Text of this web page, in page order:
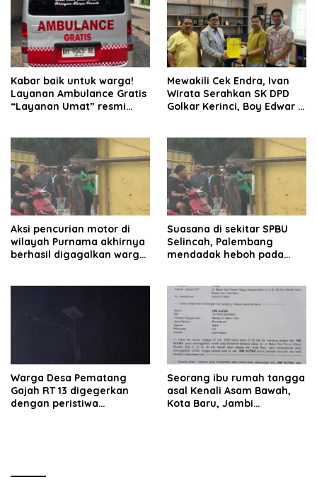
Kabar baik untuk warga!
Layanan Ambulance Gratis
“Layanan Umat” resmi
Mewakili Cek Endra, Ivan
Wirata Serahkan SK DPD
Golkar Kerinci, Boy Edwar :
Aksi pencurian motor di
wilayah Purnama akhirnya
berhasil digagalkan warga.
Suasana di sekitar SPBU
Selincah, Palembang
mendadak heboh pada
Warga Desa Pematang
Gajah RT 13 digegerkan
dengan peristiwa
Seorang ibu rumah tangga
asal Kenali Asam Bawah,
Kota Baru, Jambi